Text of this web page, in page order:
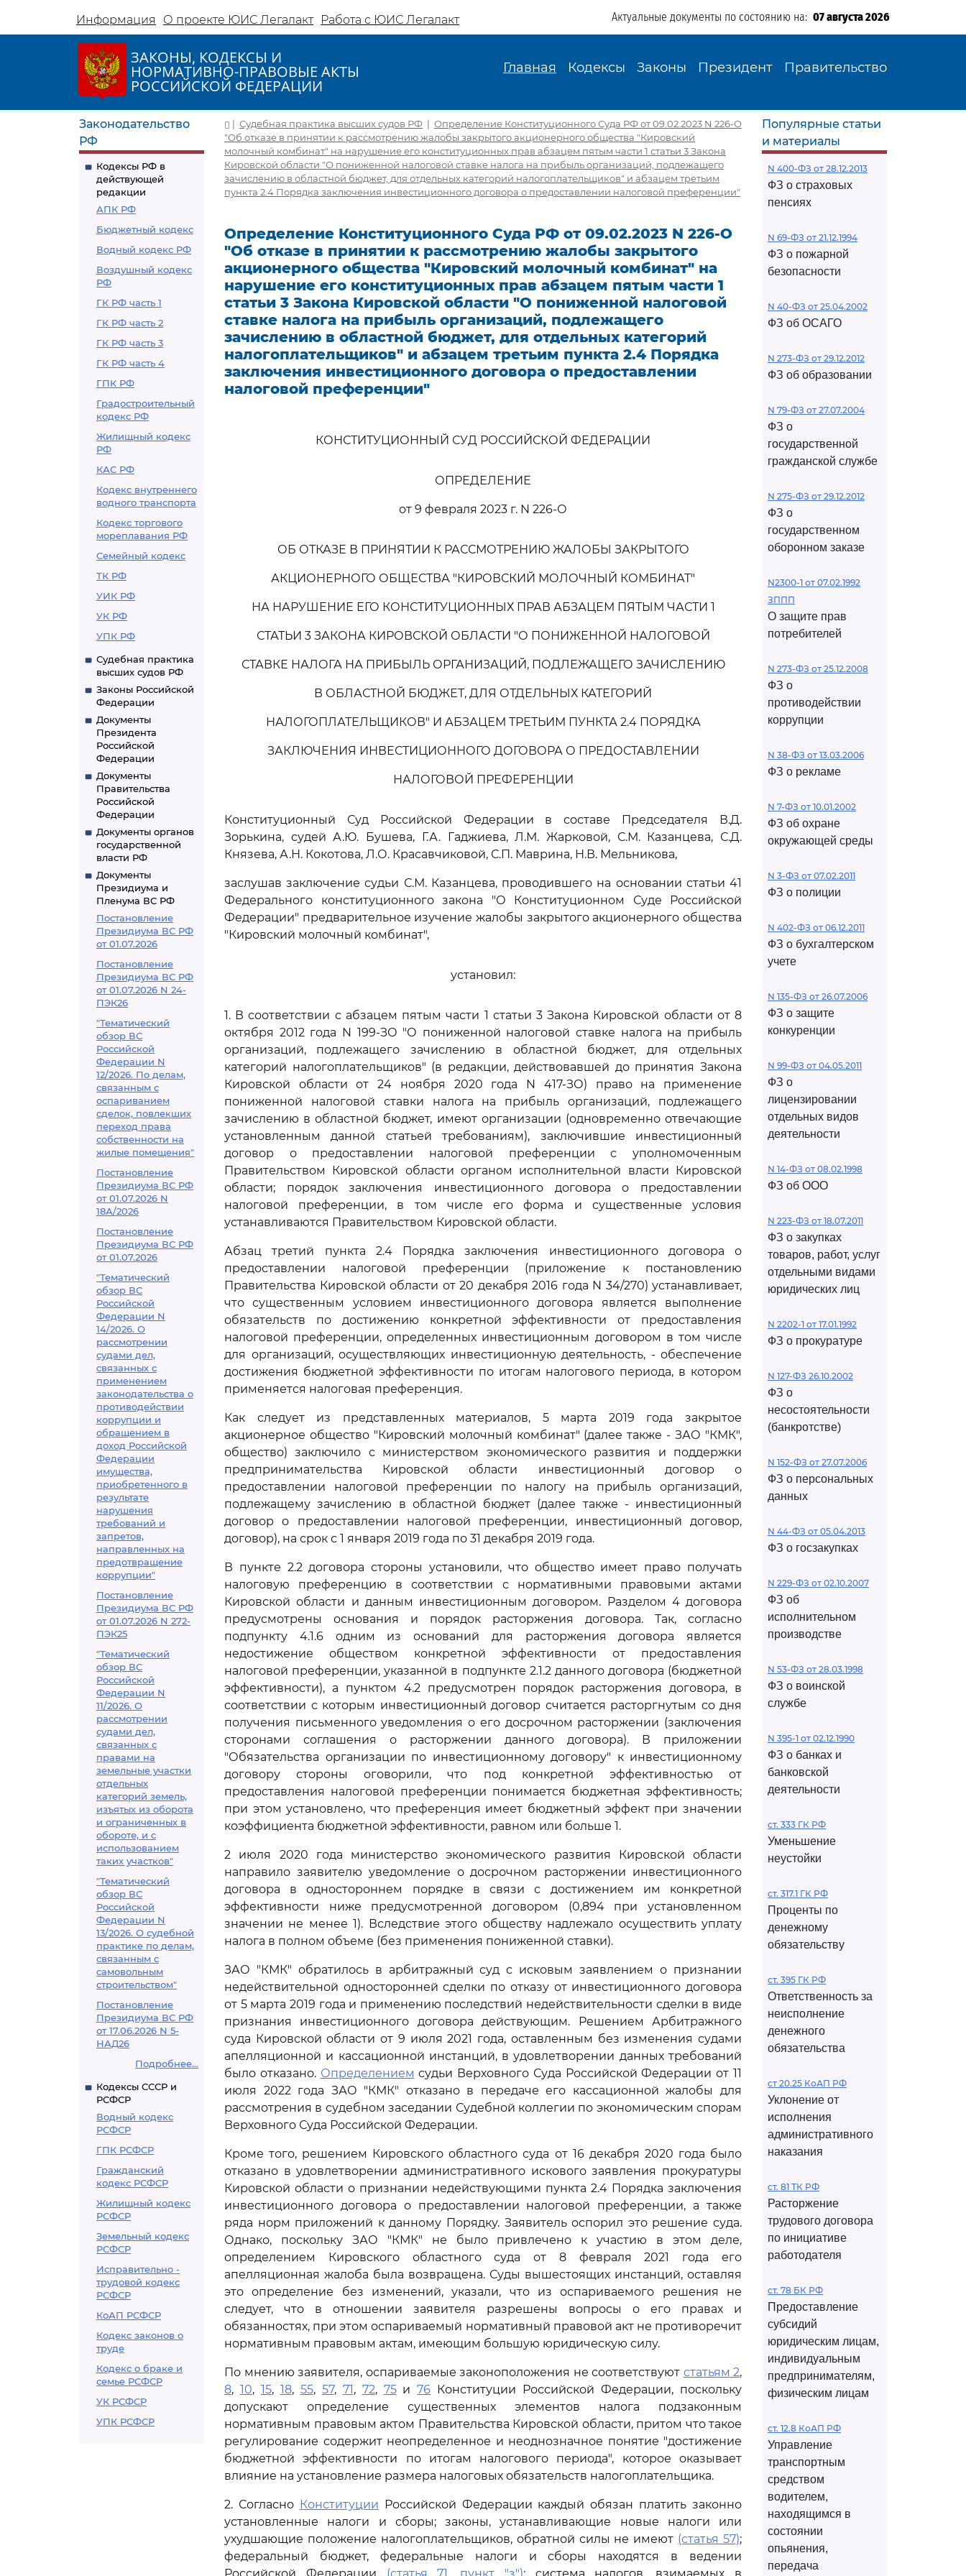
Информация О проекте ЮИС Легалакт Работа с ЮИС Легалакт Актуальные документы по состоянию на: 07 августа 2026
ЗАКОНЫ, КОДЕКСЫ И
НОРМАТИВНО-ПРАВОВЫЕ АКТЫ
РОССИЙСКОЙ ФЕДЕРАЦИИ
Главная Кодексы Законы Президент Правительство
Законодательство
РФ
Кодексы РФ в
действующей
редакции
АПК РФ
Бюджетный кодекс
Водный кодекс РФ
Воздушный кодекс
РФ
ГК РФ часть 1
ГК РФ часть 2
ГК РФ часть 3
ГК РФ часть 4
ГПК РФ
Градостроительный
кодекс РФ
Жилищный кодекс
РФ
КАС РФ
Кодекс внутреннего
водного транспорта
Кодекс торгового
мореплавания РФ
Семейный кодекс
ТК РФ
УИК РФ
УК РФ
УПК РФ
Судебная практика
высших судов РФ
Законы Российской
Федерации
Документы
Президента
Российской
Федерации
Документы
Правительства
Российской
Федерации
Документы органов
государственной
власти РФ
Документы
Президиума и
Пленума ВС РФ
Постановление
Президиума ВС РФ
от 01.07.2026
Постановление
Президиума ВС РФ
от 01.07.2026 N 24-
ПЭК26
"Тематический
обзор ВС
Российской
Федерации N
12/2026. По делам,
связанным с
оспариванием
сделок, повлекших
переход права
собственности на
жилые помещения"
Постановление
Президиума ВС РФ
от 01.07.2026 N
18А/2026
Постановление
Президиума ВС РФ
от 01.07.2026
"Тематический
обзор ВС
Российской
Федерации N
14/2026. О
рассмотрении
судами дел,
связанных с
применением
законодательства о
противодействии
коррупции и
обращением в
доход Российской
Федерации
имущества,
приобретенного в
результате
нарушения
требований и
запретов,
направленных на
предотвращение
коррупции"
Постановление
Президиума ВС РФ
от 01.07.2026 N 272-
ПЭК25
"Тематический
обзор ВС
Российской
Федерации N
11/2026. О
рассмотрении
судами дел,
связанных с
правами на
земельные участки
отдельных
категорий земель,
изъятых из оборота
и ограниченных в
обороте, и с
использованием
таких участков"
"Тематический
обзор ВС
Российской
Федерации N
13/2026. О судебной
практике по делам,
связанным с
самовольным
строительством"
Постановление
Президиума ВС РФ
от 17.06.2026 N 5-
НАД26
Подробнее...
Кодексы СССР и
РСФСР
Водный кодекс
РСФСР
ГПК РСФСР
Гражданский
кодекс РСФСР
Жилищный кодекс
РСФСР
Земельный кодекс
РСФСР
Исправительно -
трудовой кодекс
РСФСР
КоАП РСФСР
Кодекс законов о
труде
Кодекс о браке и
семье РСФСР
УК РСФСР
УПК РСФСР
| Судебная практика высших судов РФ | Определение Конституционного Суда РФ от 09.02.2023 N 226-О
"Об отказе в принятии к рассмотрению жалобы закрытого акционерного общества "Кировский
молочный комбинат" на нарушение его конституционных прав абзацем пятым части 1 статьи 3 Закона
Кировской области "О пониженной налоговой ставке налога на прибыль организаций, подлежащего
зачислению в областной бюджет, для отдельных категорий налогоплательщиков" и абзацем третьим
пункта 2.4 Порядка заключения инвестиционного договора о предоставлении налоговой преференции"
Определение Конституционного Суда РФ от 09.02.2023 N 226-О
"Об отказе в принятии к рассмотрению жалобы закрытого
акционерного общества "Кировский молочный комбинат" на
нарушение его конституционных прав абзацем пятым части 1
статьи 3 Закона Кировской области "О пониженной налоговой
ставке налога на прибыль организаций, подлежащего
зачислению в областной бюджет, для отдельных категорий
налогоплательщиков" и абзацем третьим пункта 2.4 Порядка
заключения инвестиционного договора о предоставлении
налоговой преференции"
КОНСТИТУЦИОННЫЙ СУД РОССИЙСКОЙ ФЕДЕРАЦИИ
ОПРЕДЕЛЕНИЕ
от 9 февраля 2023 г. N 226-О
ОБ ОТКАЗЕ В ПРИНЯТИИ К РАССМОТРЕНИЮ ЖАЛОБЫ ЗАКРЫТОГО
АКЦИОНЕРНОГО ОБЩЕСТВА "КИРОВСКИЙ МОЛОЧНЫЙ КОМБИНАТ"
НА НАРУШЕНИЕ ЕГО КОНСТИТУЦИОННЫХ ПРАВ АБЗАЦЕМ ПЯТЫМ ЧАСТИ 1
СТАТЬИ 3 ЗАКОНА КИРОВСКОЙ ОБЛАСТИ "О ПОНИЖЕННОЙ НАЛОГОВОЙ
СТАВКЕ НАЛОГА НА ПРИБЫЛЬ ОРГАНИЗАЦИЙ, ПОДЛЕЖАЩЕГО ЗАЧИСЛЕНИЮ
В ОБЛАСТНОЙ БЮДЖЕТ, ДЛЯ ОТДЕЛЬНЫХ КАТЕГОРИЙ
НАЛОГОПЛАТЕЛЬЩИКОВ" И АБЗАЦЕМ ТРЕТЬИМ ПУНКТА 2.4 ПОРЯДКА
ЗАКЛЮЧЕНИЯ ИНВЕСТИЦИОННОГО ДОГОВОРА О ПРЕДОСТАВЛЕНИИ
НАЛОГОВОЙ ПРЕФЕРЕНЦИИ
Конституционный Суд Российской Федерации в составе Председателя В.Д.
Зорькина, судей А.Ю. Бушева, Г.А. Гаджиева, Л.М. Жарковой, С.М. Казанцева, С.Д.
Князева, А.Н. Кокотова, Л.О. Красавчиковой, С.П. Маврина, Н.В. Мельникова,
заслушав заключение судьи С.М. Казанцева, проводившего на основании статьи 41
Федерального конституционного закона "О Конституционном Суде Российской
Федерации" предварительное изучение жалобы закрытого акционерного общества
"Кировский молочный комбинат",
установил:
1. В соответствии с абзацем пятым части 1 статьи 3 Закона Кировской области от 8
октября 2012 года N 199-ЗО "О пониженной налоговой ставке налога на прибыль
организаций, подлежащего зачислению в областной бюджет, для отдельных
категорий налогоплательщиков" (в редакции, действовавшей до принятия Закона
Кировской области от 24 ноября 2020 года N 417-ЗО) право на применение
пониженной налоговой ставки налога на прибыль организаций, подлежащего
зачислению в областной бюджет, имеют организации (одновременно отвечающие
установленным данной статьей требованиям), заключившие инвестиционный
договор о предоставлении налоговой преференции с уполномоченным
Правительством Кировской области органом исполнительной власти Кировской
области; порядок заключения инвестиционного договора о предоставлении
налоговой преференции, в том числе его форма и существенные условия
устанавливаются Правительством Кировской области.
Абзац третий пункта 2.4 Порядка заключения инвестиционного договора о
предоставлении налоговой преференции (приложение к постановлению
Правительства Кировской области от 20 декабря 2016 года N 34/270) устанавливает,
что существенным условием инвестиционного договора является выполнение
обязательств по достижению конкретной эффективности от предоставления
налоговой преференции, определенных инвестиционным договором в том числе
для организаций, осуществляющих инвестиционную деятельность, - обеспечение
достижения бюджетной эффективности по итогам налогового периода, в котором
применяется налоговая преференция.
Как следует из представленных материалов, 5 марта 2019 года закрытое
акционерное общество "Кировский молочный комбинат" (далее также - ЗАО "КМК",
общество) заключило с министерством экономического развития и поддержки
предпринимательства Кировской области инвестиционный договор о
предоставлении налоговой преференции по налогу на прибыль организаций,
подлежащему зачислению в областной бюджет (далее также - инвестиционный
договор о предоставлении налоговой преференции, инвестиционный договор,
договор), на срок с 1 января 2019 года по 31 декабря 2019 года.
В пункте 2.2 договора стороны установили, что общество имеет право получать
налоговую преференцию в соответствии с нормативными правовыми актами
Кировской области и данным инвестиционным договором. Разделом 4 договора
предусмотрены основания и порядок расторжения договора. Так, согласно
подпункту 4.1.6 одним из оснований для расторжения договора является
недостижение обществом конкретной эффективности от предоставления
налоговой преференции, указанной в подпункте 2.1.2 данного договора (бюджетной
эффективности), а пунктом 4.2 предусмотрен порядок расторжения договора, в
соответствии с которым инвестиционный договор считается расторгнутым со дня
получения письменного уведомления о его досрочном расторжении (заключения
сторонами соглашения о расторжении данного договора). В приложении
"Обязательства организации по инвестиционному договору" к инвестиционному
договору стороны оговорили, что под конкретной эффективностью от
предоставления налоговой преференции понимается бюджетная эффективность;
при этом установлено, что преференция имеет бюджетный эффект при значении
коэффициента бюджетной эффективности, равном или больше 1.
2 июля 2020 года министерство экономического развития Кировской области
направило заявителю уведомление о досрочном расторжении инвестиционного
договора в одностороннем порядке в связи с достижением им конкретной
эффективности ниже предусмотренной договором (0,894 при установленном
значении не менее 1). Вследствие этого обществу надлежало осуществить уплату
налога в полном объеме (без применения пониженной ставки).
ЗАО "КМК" обратилось в арбитражный суд с исковым заявлением о признании
недействительной односторонней сделки по отказу от инвестиционного договора
от 5 марта 2019 года и применению последствий недействительности сделки в виде
признания инвестиционного договора действующим. Решением Арбитражного
суда Кировской области от 9 июля 2021 года, оставленным без изменения судами
апелляционной и кассационной инстанций, в удовлетворении данных требований
было отказано. Определением судьи Верховного Суда Российской Федерации от 11
июля 2022 года ЗАО "КМК" отказано в передаче его кассационной жалобы для
рассмотрения в судебном заседании Судебной коллегии по экономическим спорам
Верховного Суда Российской Федерации.
Кроме того, решением Кировского областного суда от 16 декабря 2020 года было
отказано в удовлетворении административного искового заявления прокуратуры
Кировской области о признании недействующими пункта 2.4 Порядка заключения
инвестиционного договора о предоставлении налоговой преференции, а также
ряда норм приложений к данному Порядку. Заявитель оспорил это решение суда.
Однако, поскольку ЗАО "КМК" не было привлечено к участию в этом деле,
определением Кировского областного суда от 8 февраля 2021 года его
апелляционная жалоба была возвращена. Суды вышестоящих инстанций, оставляя
это определение без изменений, указали, что из оспариваемого решения не
следует, что в отношении заявителя разрешены вопросы о его правах и
обязанностях, при этом оспариваемый нормативный правовой акт не противоречит
нормативным правовым актам, имеющим большую юридическую силу.
По мнению заявителя, оспариваемые законоположения не соответствуют статьям 2,
8, 10, 15, 18, 55, 57, 71, 72, 75и76 Конституции Российской Федерации, поскольку
допускают определение существенных элементов налога подзаконным
нормативным правовым актом Правительства Кировской области, притом что такое
регулирование содержит неопределенное и неоднозначное понятие "достижение
бюджетной эффективности по итогам налогового периода", которое оказывает
влияние на установление размера налоговых обязательств налогоплательщика.
2. Согласно Конституции Российской Федерации каждый обязан платить законно
установленные налоги и сборы; законы, устанавливающие новые налоги или
ухудшающие положение налогоплательщиков, обратной силы не имеют (статья 57);
федеральный бюджет, федеральные налоги и сборы находятся в ведении
Популярные статьи
и материалы
N 400-ФЗ от 28.12.2013
ФЗ о страховых
пенсиях
N 69-ФЗ от 21.12.1994
ФЗ о пожарной
безопасности
N 40-ФЗ от 25.04.2002
ФЗ об ОСАГО
N 273-ФЗ от 29.12.2012
ФЗ об образовании
N 79-ФЗ от 27.07.2004
ФЗ о
государственной
гражданской службе
N 275-ФЗ от 29.12.2012
ФЗ о
государственном
оборонном заказе
N2300-1 от 07.02.1992
ЗППП
О защите прав
потребителей
N 273-ФЗ от 25.12.2008
ФЗ о
противодействии
коррупции
N 38-ФЗ от 13.03.2006
ФЗ о рекламе
N 7-ФЗ от 10.01.2002
ФЗ об охране
окружающей среды
N 3-ФЗ от 07.02.2011
ФЗ о полиции
N 402-ФЗ от 06.12.2011
ФЗ о бухгалтерском
учете
N 135-ФЗ от 26.07.2006
ФЗ о защите
конкуренции
N 99-ФЗ от 04.05.2011
ФЗ о
лицензировании
отдельных видов
деятельности
N 14-ФЗ от 08.02.1998
ФЗ об ООО
N 223-ФЗ от 18.07.2011
ФЗ о закупках
товаров, работ, услуг
отдельными видами
юридических лиц
N 2202-1 от 17.01.1992
ФЗ о прокуратуре
N 127-ФЗ 26.10.2002
ФЗ о
несостоятельности
(банкротстве)
N 152-ФЗ от 27.07.2006
ФЗ о персональных
данных
N 44-ФЗ от 05.04.2013
ФЗ о госзакупках
N 229-ФЗ от 02.10.2007
ФЗ об
исполнительном
производстве
N 53-ФЗ от 28.03.1998
ФЗ о воинской
службе
N 395-1 от 02.12.1990
ФЗ о банках и
банковской
деятельности
ст. 333 ГК РФ
Уменьшение
неустойки
ст. 317.1 ГК РФ
Проценты по
денежному
обязательству
ст. 395 ГК РФ
Ответственность за
неисполнение
денежного
обязательства
ст 20.25 КоАП РФ
Уклонение от
исполнения
административного
наказания
ст. 81 ТК РФ
Расторжение
трудового договора
по инициативе
работодателя
ст. 78 БК РФ
Предоставление
субсидий
юридическим лицам,
индивидуальным
предпринимателям,
физическим лицам
ст. 12.8 КоАП РФ
Управление
транспортным
средством
водителем,
находящимся в
состоянии
опьянения,
передача